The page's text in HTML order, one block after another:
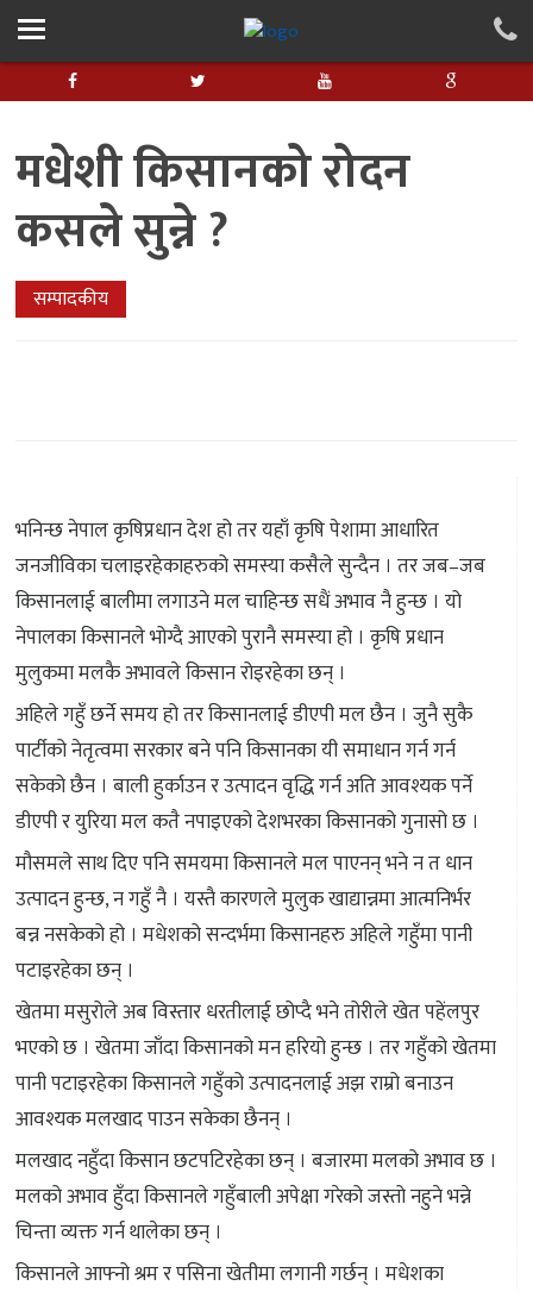
मधेशी किसानको रोदन
कसले सुन्ने ?
सम्पादकीय
भनिन्छ नेपाल कृषिप्रधान देश हो तर यहाँ कृषि पेशामा आधारित
जनजीविका चलाइरहेकाहरुको समस्या कसैले सुन्दैन । तर जब–जब
किसानलाई बालीमा लगाउने मल चाहिन्छ सधैं अभाव नै हुन्छ । यो
नेपालका किसानले भोग्दै आएको पुरानै समस्या हो । कृषि प्रधान
मुलुकमा मलकै अभावले किसान रोइरहेका छन् ।
अहिले गहुँ छर्ने समय हो तर किसानलाई डीएपी मल छैन । जुनै सुकै
पार्टीको नेतृत्वमा सरकार बने पनि किसानका यी समाधान गर्न गर्न
सकेको छैन । बाली हुर्काउन र उत्पादन वृद्धि गर्न अति आवश्यक पर्ने
डीएपी र युरिया मल कतै नपाइएको देशभरका किसानको गुनासो छ ।
मौसमले साथ दिए पनि समयमा किसानले मल पाएनन् भने न त धान
उत्पादन हुन्छ, न गहुँ नै । यस्तै कारणले मुलुक खाद्यान्नमा आत्मनिर्भर
बन्न नसकेको हो । मधेशको सन्दर्भमा किसानहरु अहिले गहुँमा पानी
पटाइरहेका छन् ।
खेतमा मसुरोले अब विस्तार धरतीलाई छोप्दै भने तोरीले खेत पहेंलपुर
भएको छ । खेतमा जाँदा किसानको मन हरियो हुन्छ । तर गहुँको खेतमा
पानी पटाइरहेका किसानले गहुँको उत्पादनलाई अझ राम्रो बनाउन
आवश्यक मलखाद पाउन सकेका छैनन् ।
मलखाद नहुँदा किसान छटपटिरहेका छन् । बजारमा मलको अभाव छ ।
मलको अभाव हुँदा किसानले गहुँबाली अपेक्षा गरेको जस्तो नहुने भन्ने
चिन्ता व्यक्त गर्न थालेका छन् ।
किसानले आफ्नो श्रम र पसिना खेतीमा लगानी गर्छन् । मधेशका